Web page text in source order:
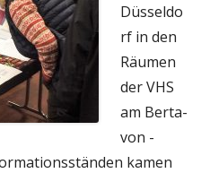
Düsseldo
rf in den
Räumen
der VHS
am Berta-
von -
kamen